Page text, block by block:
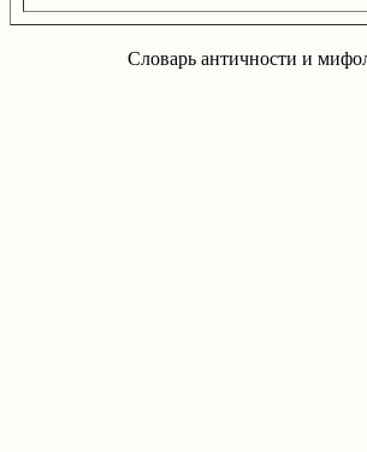
Словарь античности и